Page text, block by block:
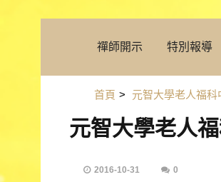
禪師開示 特別報導
首頁 > 元智大學老人福科
元智大學老人
2016-10-31 0